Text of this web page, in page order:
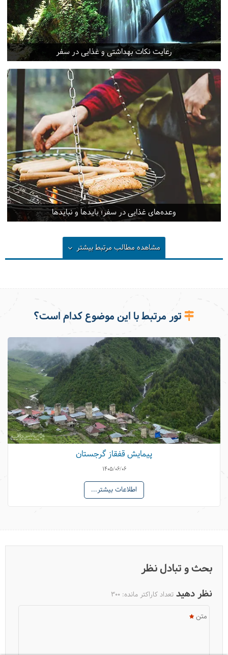
رعایت نکات بهداشتی و غذایی در سفر
وعده‌های غذایی در سفر؛ باید‌ها و نبایدها
آبشار میراکی سراب-مسافر نیوز
مشاهده مطالب مرتبطبیشتر
تور مرتبط با این موضوع کدام است؟
پیمایش قفقاز گرجستان
1405/06/06
اطلاعات بیشتر...
بحث و تبادل نظر
نظر دهید تعداد کاراکتر مانده: 300
متن